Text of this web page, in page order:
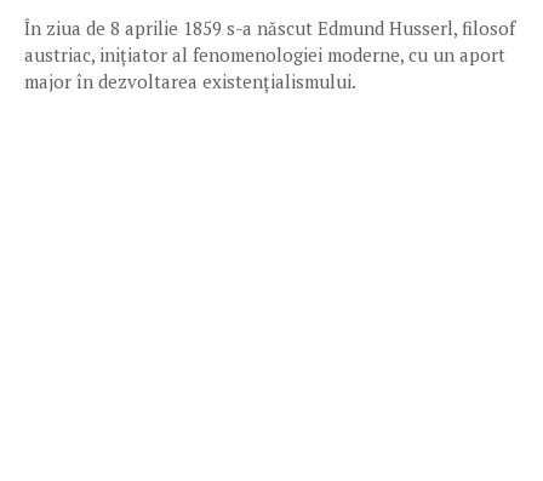
În ziua de 8 aprilie 1859 s-a născut Edmund Husserl, filosof
austriac, inițiator al fenomenologiei moderne, cu un aport
major în dezvoltarea existențialismului.